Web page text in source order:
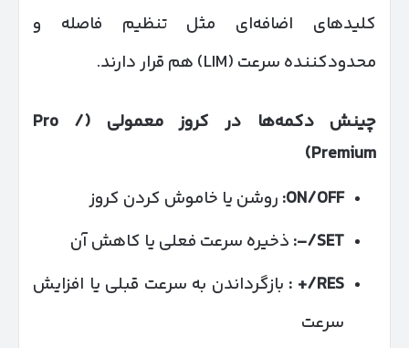
کلیدهای اضافه‌ای مثل تنظیم فاصله و
محدودکننده سرعت (LIM) هم قرار دارند.
چینش دکمه‌ها در کروز معمولی
(Pro /
Premium)
ON/OFF: روشن یا خاموش کردن کروز
SET/–:
ذخیره سرعت فعلی یا کاهش آن
RES/+ :
بازگرداندن به سرعت قبلی یا افزایش
سرعت